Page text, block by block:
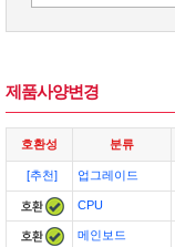
제품사양변경
호환성 분류
[추천] 업그레이드
CPU
메인보드